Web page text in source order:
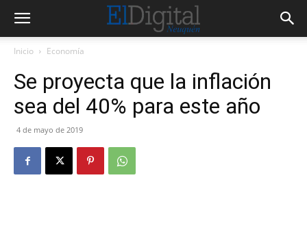
Inicio Economía
Se proyecta que la inflación
sea del 40% para este año
4 de mayo de 2019